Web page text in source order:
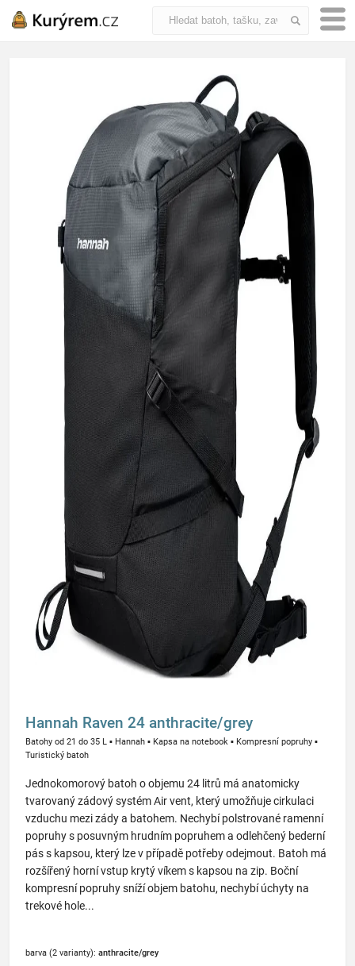
Hannah Raven 24 anthracite/grey
Batohy od 21 do 35 L ▪ Hannah ▪ Kapsa na notebook ▪ Kompresní popruhy ▪
Turistický batoh
Jednokomorový batoh o objemu 24 litrů má anatomicky
tvarovaný zádový systém Air vent, který umožňuje cirkulaci
vzduchu mezi zády a batohem. Nechybí polstrované ramenní
popruhy s posuvným hrudním popruhem a odlehčený bederní
pás s kapsou, který lze v případě potřeby odejmout. Batoh má
rozšířený horní vstup krytý víkem s kapsou na zip. Boční
kompresní popruhy sníží objem batohu, nechybí úchyty na
trekové hole...
barva (2 varianty): anthracite/grey